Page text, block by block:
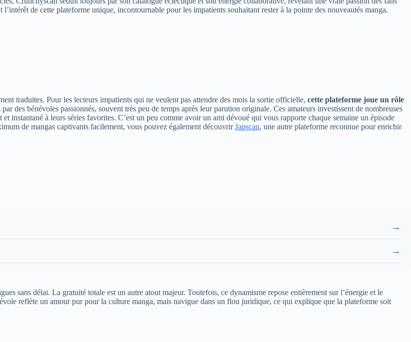
de cette plateforme unique, incontournable pour les impatients souhaitant rester à la pointe des nouveautés manga.
traduites. Pour les lecteurs impatients qui ne veulent pas attendre des mois la sortie officielle, cette plateforme joue un rôle
des bénévoles passionnés, souvent très peu de temps après leur parution originale. Ces amateurs investissent de nombreuses
instantané à leurs séries favorites. C’est un peu comme avoir un ami dévoué qui vous rapporte chaque semaine un épisode
de mangas captivants facilement, vous pouvez également découvrirJapscan, une autre plateforme reconnue pour enrichir
→
→
sans délai. La gratuité totale est un autre atout majeur. Toutefois, ce dynamisme repose entièrement sur l’énergie et le
reflète un amour pur pour la culture manga, mais navigue dans un flou juridique, ce qui explique que la plateforme soit